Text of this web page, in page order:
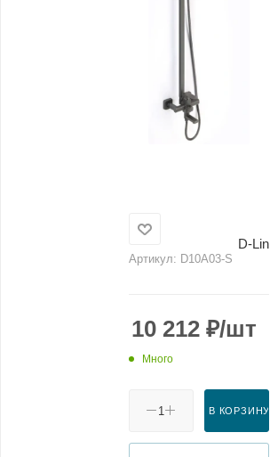
Артикул: D10A03-S
D-Lin
10 212 ₽/шт
Много
В КОРЗИНУ